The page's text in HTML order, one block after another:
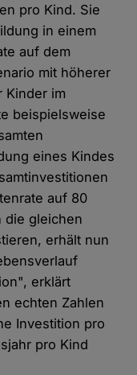
pro Kind. Sie
in einem
auf dem
mit höherer
Kinder im
beispielsweise
eines Kindes
auf 80
die gleichen
erhält nun
erklärt
echten Zahlen
Investition pro
pro Kind